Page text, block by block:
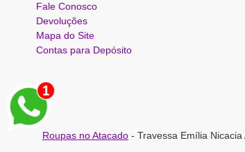
Fale Conosco
Devoluções
Mapa do Site
Contas para Depósito
Roupas no Atacado- Travessa Emília Nicacia